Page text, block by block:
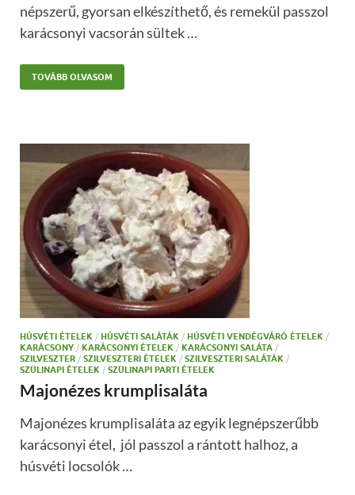
népszerű, gyorsan elkészíthető, és remekül passzol
karácsonyi vacsorán sültek …
TOVÁBB OLVASOM
HÚSVÉTI ÉTELEK / HÚSVÉTI SALÁTÁK / HÚSVÉTI VENDÉGVÁRÓ ÉTELEK /
KARÁCSONY / KARÁCSONYI ÉTELEK / KARÁCSONYI SALÁTA /
SZILVESZTER / SZILVESZTERI ÉTELEK / SZILVESZTERI SALÁTÁK /
SZÜLINAPI ÉTELEK / SZÜLINAPI PARTI ÉTELEK
Majonézes krumplisaláta
Majonézes krumplisaláta az egyik legnépszerűbb
karácsonyi étel, jól passzol a rántott halhoz, a
húsvéti locsolók …